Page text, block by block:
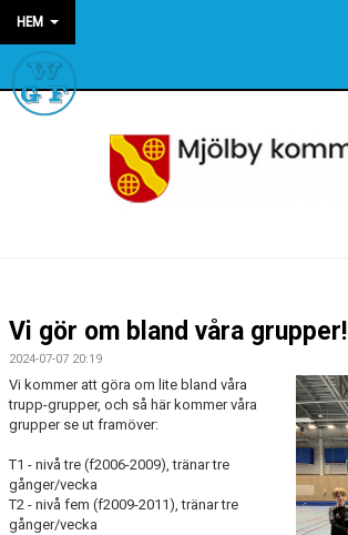
HEM
HEM
STÖDMEDLEM
LÄNKAR
Vi gör om bland våra grupper!
2024-07-07 20:19
Vi kommer att göra om lite bland våra
trupp-grupper, och så här kommer våra
grupper se ut framöver:
T1 - nivå tre (f2006-2009), tränar tre
gånger/vecka
T2 - nivå fem (f2009-2011), tränar tre
gånger/vecka